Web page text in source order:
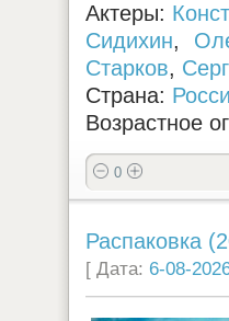
Актеры:
Сидихин,
Старков,
Страна:
Возрастное
0
Распаковка
[ Дата: 6-08-